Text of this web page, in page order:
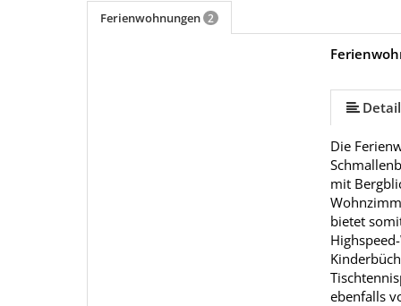
Ferienwohnungen 2
Die
mit
bietet
ebenfalls